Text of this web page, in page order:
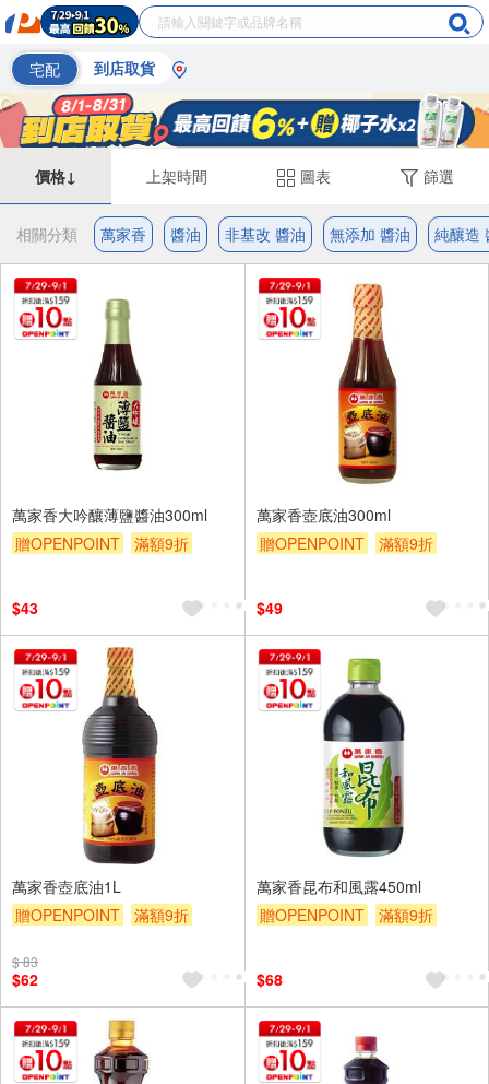
宅配 到店取貨
價格↓ 上架時間 圖表 篩選
相關分類 萬家香 醬油 非基改 醬油 無添加 醬油 純釀造
萬家香大吟釀薄鹽醬油300ml
贈OPENPOINT
滿額9折
$43
萬家香壺底油300ml
贈OPENPOINT
滿額9折
$49
萬家香壺底油1L
贈OPENPOINT
滿額9折
$ 83
$62
萬家香昆布和風露450ml
贈OPENPOINT
滿額9折
$68